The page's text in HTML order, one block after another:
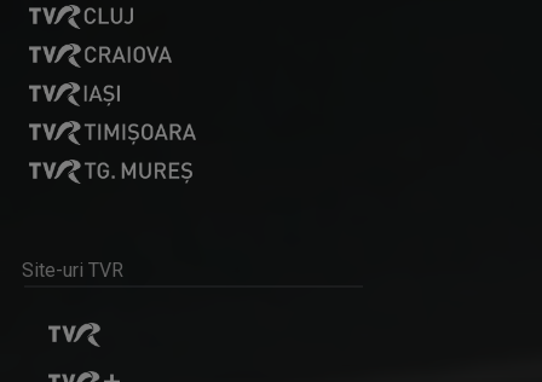
CÂNTEC ȘI POVESTE
“Cântec și poveste” reflectă și difuzează ...
Site-uri TVR